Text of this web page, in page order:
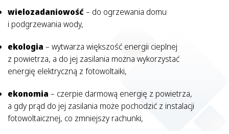
wielozadaniowość– do ogrzewania domu
i podgrzewania wody,
ekologia – wytwarza większość energii cieplnej
z powietrza, a do jej zasilania można wykorzystać
energię elektryczną z fotowoltaiki,
ekonomia – czerpie darmową energię z powietrza,
a gdy prąd do jej zasilania może pochodzić z instalacji
fotowoltaicznej, co zmniejszy rachunki,